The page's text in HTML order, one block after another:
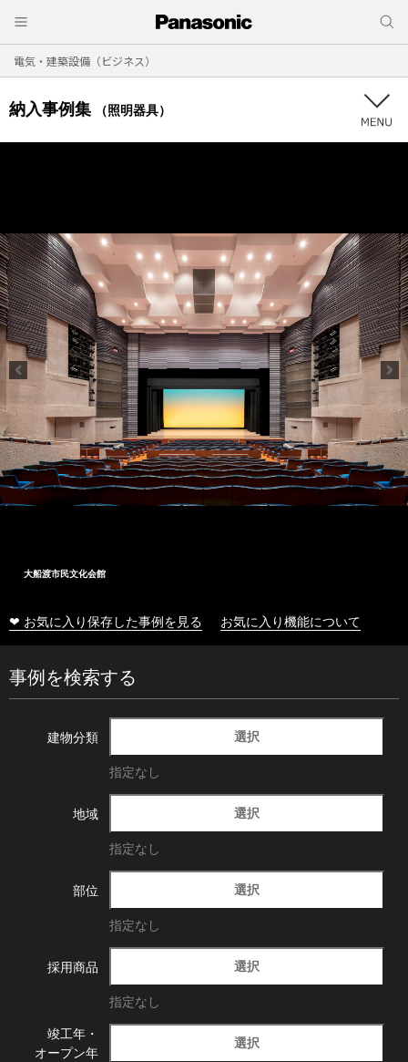
電気・建築設備（ビジネス）
納入事例集 （照明器具）
大船渡市民文化会館
❤ お気に入り保存した事例を見る お気に入り機能について
事例を検索する
建物分類 選択
指定なし
地域 選択
指定なし
部位 選択
指定なし
採用商品 選択
指定なし
竣工年・
オープン年
選択